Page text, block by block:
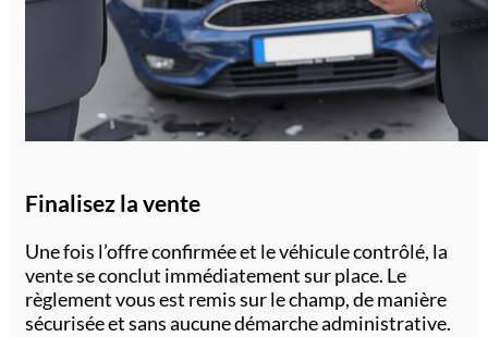
Finalisez la vente
Une fois l’offre confirmée et le véhicule contrôlé, la
vente se conclut immédiatement sur place. Le
règlement vous est remis sur le champ, de manière
sécurisée et sans aucune démarche administrative.